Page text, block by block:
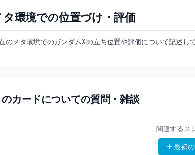
タ環境での位置づけ・評価
のメタ環境でのガンダムXの立ち位置や評価について記述して
カードについての質問・雑談
関連するス
最初